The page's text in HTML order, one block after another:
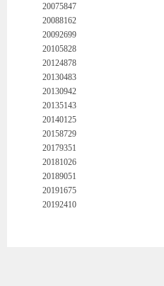
20075847
20088162
20092699
20105828
20124878
20130483
20130942
20135143
20140125
20158729
20179351
20181026
20189051
20191675
20192410